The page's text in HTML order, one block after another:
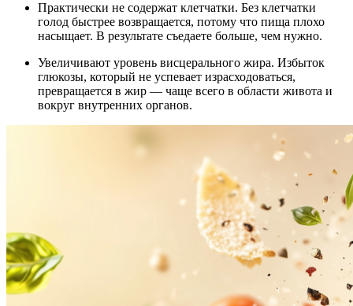
Практически не содержат клетчатки. Без клетчатки
голод быстрее возвращается, потому что пища плохо
насыщает. В результате съедаете больше, чем нужно.
Увеличивают уровень висцерального жира. Избыток
глюкозы, который не успевает израсходоваться,
превращается в жир — чаще всего в области живота и
вокруг внутренних органов.